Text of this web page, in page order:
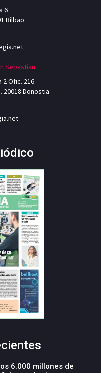
6
Bilbao
Sebastian
2 Ofic. 216
20018 Donostia
6.000 millones de